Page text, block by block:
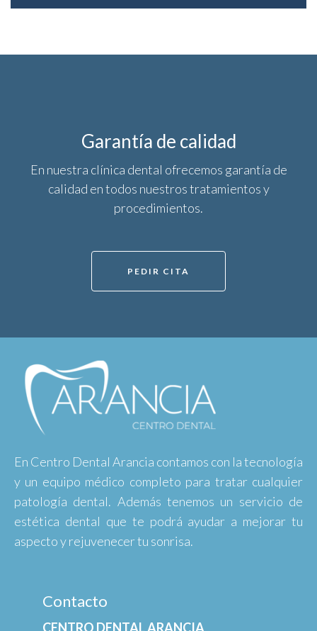
Garantía de calidad
En nuestra clínica dental ofrecemos garantía de
calidad en todos nuestros tratamientos y
procedimientos.
PEDIR CITA
En Centro Dental Arancia contamos con la tecnología
y un equipo médico completo para tratar cualquier
patología dental. Además tenemos un servicio de
estética dental que te podrá ayudar a mejorar tu
aspecto y rejuvenecer tu sonrisa.
Contacto
CENTRO DENTAL ARANCIA